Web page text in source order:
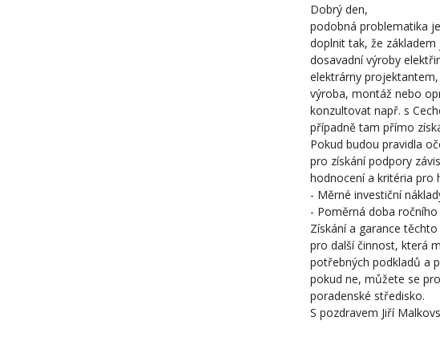
Dobrý den,
podobná problematika
doplnit tak, že
dosavadní výroby
elektrárny
výroba, montáž nebo
konzultovat např. s
případně tam přímo
Pokud budou pravidla
pro získání podpory
hodnocení a kritéria pro
- Měrné investiční
- Poměrná doba
Získání a garance
pro další činnost, která
potřebných podkladů a
pokud ne, můžete se
poradenské středisko.
S pozdravem Jiří